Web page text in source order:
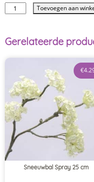
Toevoegen aan
Gerelateerde
Sneeuwbal Spray 25 cm
€